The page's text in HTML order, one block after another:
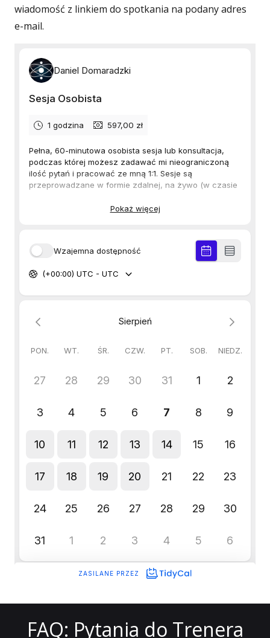
wiadomość z linkiem do spotkania na podany adres
e-mail.
FAQ: Pytania do Trenera